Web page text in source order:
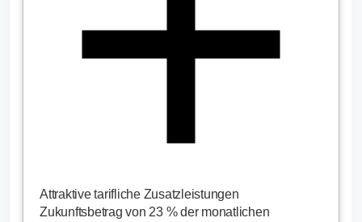
Attraktive tarifliche Zusatzleistungen
Zukunftsbetrag von 23 % der monatlichen